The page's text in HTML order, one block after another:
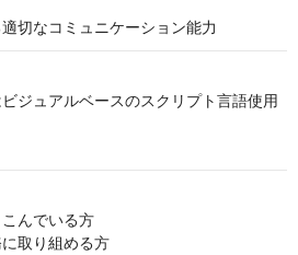
切なコミュニケーション能力
ジュアルベースのスクリプト言語使用
んでいる方
取り組める方